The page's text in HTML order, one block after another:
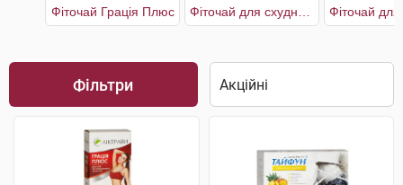
Фіточай Грація Плюс
Фільтри